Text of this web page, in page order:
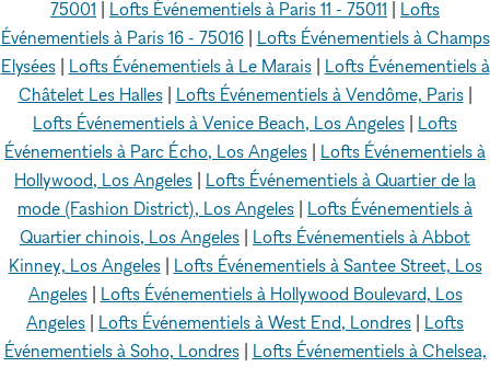
75001 Lofts Événementiels à Paris 11 - 75011
Lofts
Événementiels à Paris 16 - 75016| Lofts Événementiels à Champs
Elysées| Lofts Événementiels à Le Marais| Lofts Événementiels à
Châtelet Les Halles| Lofts Événementiels à Vendôme, Paris|
Lofts Événementiels à Venice Beach, Los Angeles
Lofts
Événementiels à Parc Écho, Los Angeles
Lofts Événementiels à
Hollywood, Los Angeles
Lofts Événementiels à Quartier de la
mode (Fashion District), Los Angeles
Lofts Événementiels à
Quartier chinois, Los Angeles
Lofts Événementiels à Abbot
Kinney, Los Angeles| Lofts Événementiels à Santee Street, Los
Angeles| Lofts Événementiels à Hollywood Boulevard, Los
Angeles
Lofts Événementiels à West End, Londres
Lofts
Événementiels à Soho, Londres| Lofts Événementiels à Chelsea,